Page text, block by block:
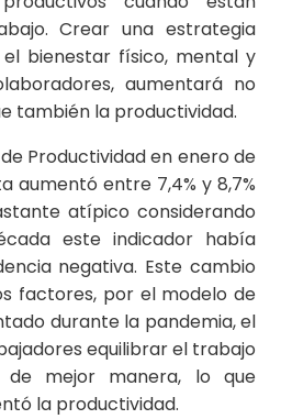
Crear una estrategia
bienestar físico, mental y
aumentará no
también la productividad.
Productividad en enero de
aumentó entre 7,4% y 8,7%
atípico considerando
este indicador había
negativa. Este cambio
factores, por el modelo de
durante la pandemia, el
equilibrar el trabajo
mejor manera, lo que
la productividad.